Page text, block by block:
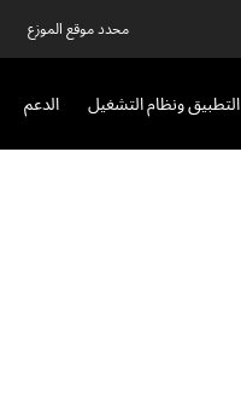
محدد موقع الموزع
التطبيق ونظام التشغيل الدعم